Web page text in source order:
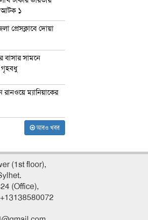
আটক ১
প্রেসক্লাবে দোয়া
বাসার সামনে
গৃহবধু
রানওয়ে ম্যানিয়াকের
আরও খবর
(1st floor),
(Office),